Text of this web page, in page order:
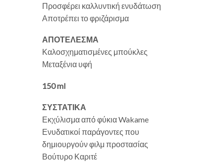
Προσφέρει καλλυντική ενυδάτωση
Αποτρέπει το φριζάρισμα
ΑΠΟΤΕΛΕΣΜΑ
Καλοσχηματισμένες μπούκλες
Μεταξένια υφή
150 ml
ΣΥΣΤΑΤΙΚΑ
Εκχύλισμα από φύκια Wakame
Ενυδατικοί παράγοντες που
δημιουργούν φιλμ προστασίας
Βούτυρο Καριτέ